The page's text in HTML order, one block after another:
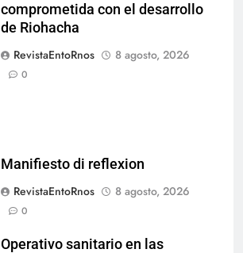
comprometida con el desarrollo
de Riohacha
RevistaEntoRnos
8 agosto, 2026
0
Manifiesto di reflexion
RevistaEntoRnos
8 agosto, 2026
0
Operativo sanitario en las